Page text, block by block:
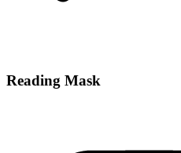
Reading Mask